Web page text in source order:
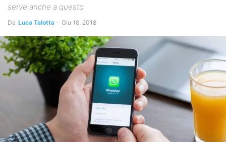
serve anche a questo
Da Luca Talotta - Giu 18, 2018